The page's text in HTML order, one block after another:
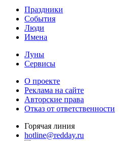
Праздники
События
Люди
Имена
Луны
Сервисы
О проекте
Реклама на сайте
Авторские права
Отказ от ответственности
Горячая линия
hotline@redday.ru